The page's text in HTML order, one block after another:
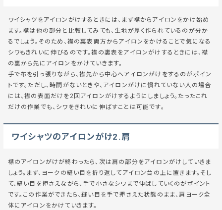
ワイシャツをアイロンがけするときには、まず襟からアイロンをかけ始め
ます。襟は他の部分と比較してみても、生地が厚く作られているのが分か
るでしょう。そのため、襟の裏表両方からアイロンをかけることで気になる
シワもきれいに伸びるのです。襟の裏表をアイロンがけするときには、襟
の裏から先にアイロンをかけていきます。
手で布を引っ張りながら、襟先から中心へアイロンがけをするのがポイン
トです。ただし、時間がないときや、アイロンがけに慣れていない人の場合
には、襟の表面だけを2回アイロンがけするようにしましょう。たったこれ
だけの作業でも、シワをきれいに伸ばすことは可能です。
ワイシャツのアイロンがけ2.肩
襟のアイロンがけが終わったら、次は肩の部分をアイロンがけしていきま
しょう。まず、ヨークの縫い目を折り返してアイロン台の上に置きます。そし
て、縫い目を押さえながら、手で小さなシワまで伸ばしていくのがポイント
です。この作業ができたら、縫い目を手で押さえた状態のまま、肩ヨーク全
体にアイロンをかけていきます。